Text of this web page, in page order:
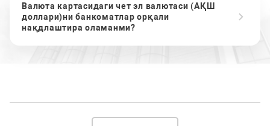
Валюта картасидаги чет эл валютаси (АҚШ
доллари)ни банкоматлар орқали
нақдлаштира оламанми?